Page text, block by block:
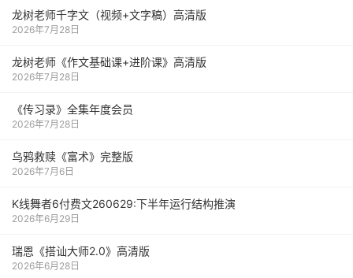
龙树老师千字文（视频+文字稿）高清版
2026年7月28日
龙树老师《作文基础课+进阶课》高清版
2026年7月28日
《传习录》全集年度会员
2026年7月28日
乌鸦救赎《富术》完整版
2026年7月6日
K线舞者6付费文260629:下半年运行结构推演
2026年6月29日
瑞恩《搭讪大师2.0》高清版
2026年6月28日